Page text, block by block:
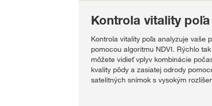
Kontrola vitality poľa
Kontrola vitality poľa analyzuje vaše
pomocou algoritmu NDVI. Rýchlo tak
môžete vidieť vplyv kombinácie
kvality pôdy a zasiatej odrody
satelitných snímok s vysokým